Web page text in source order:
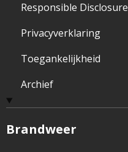
Responsible Disclosure
Privacyverklaring
Toegankelijkheid
Archief
Brandweer